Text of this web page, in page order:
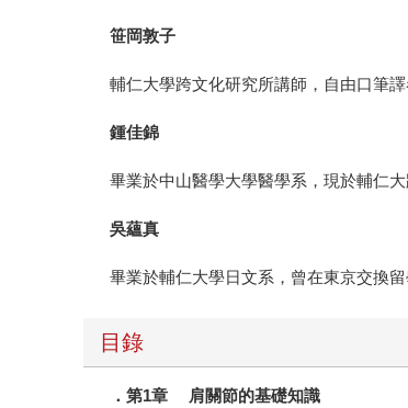
笹岡敦子
輔仁大學跨文化研究所講師，自由口筆
鍾佳錦
畢業於中山醫學大學醫學系，現於輔仁
吳蘊真
畢業於輔仁大學日文系，曾在東京交換
目錄
．第1章 肩關節的基礎知識